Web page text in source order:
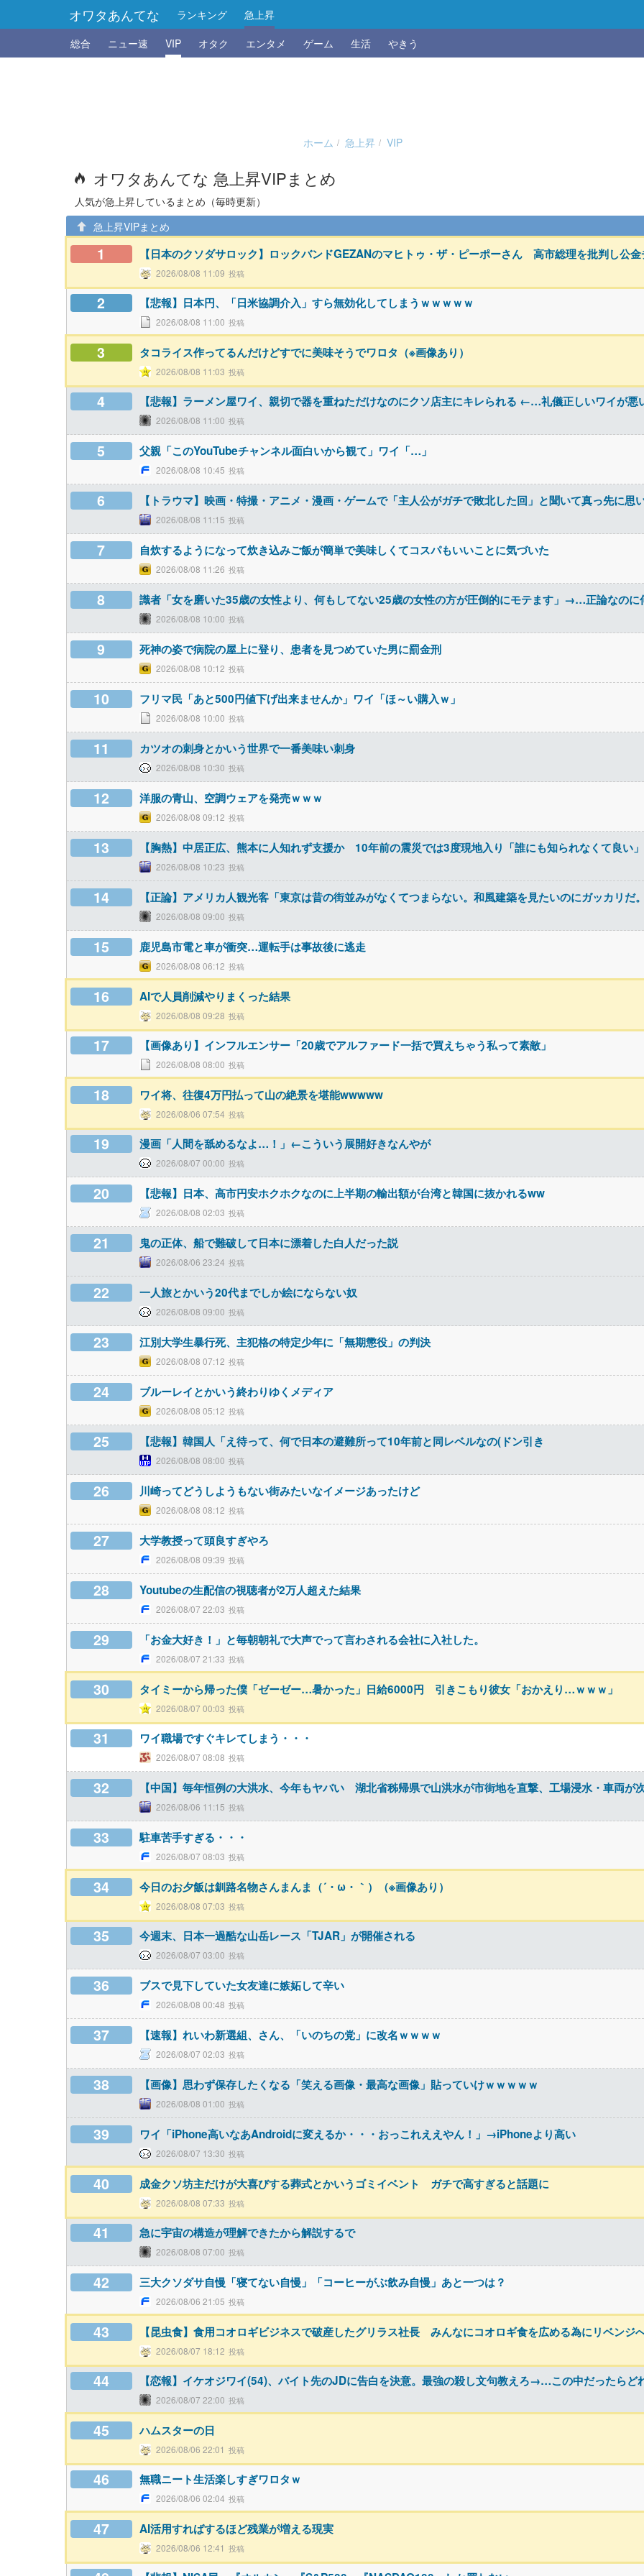
オワタあんてな ランキング
急上昇
総合
ニュー速 VIP オタク エンタメ ゲーム 生活 やきう
ホーム 急上昇 VIP
オワタあんてな 急上昇VIPまとめ
人気が急上昇しているまとめ（毎時更新）
急上昇VIPまとめ
1 【日本のクソダサロック】ロックバンドGEZANのマヒトゥ・ザ・ピーポーさん 高市総理を批判し公
2026/08/08 11:09
2 【悲報】日本円、「日米協調介入」すら無効化してしまうｗｗｗｗｗ
2026/08/08 11:00
3 タコライス作ってるんだけどすでに美味そうでワロタ（※画像あり）
2026/08/08 11:03
4 【悲報】ラーメン屋ワイ、親切で器を重ねただけなのにクソ店主にキレられる ←…礼儀正しいワイが悪
2026/08/08 11:00
5 父親「このYouTubeチャンネル面白いから観て」ワイ「…」
2026/08/08 10:45
6 【トラウマ】映画・特撮・アニメ・漫画・ゲームで「主人公がガチで敗北した回」と聞いて真っ先に思
2026/08/08 11:15
7 自炊するようになって炊き込みご飯が簡単で美味しくてコスパもいいことに気づいた
2026/08/08 11:26
8 識者「女を磨いた35歳の女性より、何もしてない25歳の女性の方が圧倒的にモテます」→…正論なのに
2026/08/08 10:00
9 死神の姿で病院の屋上に登り、患者を見つめていた男に罰金刑
2026/08/08 10:12
10 フリマ民「あと500円値下げ出来ませんか」ワイ「ほ～い購入ｗ」
2026/08/08 10:00
11 カツオの刺身とかいう世界で一番美味い刺身
2026/08/08 10:30
12 洋服の青山、空調ウェアを発売ｗｗｗ
2026/08/08 09:12
13 【胸熱】中居正広、熊本に人知れず支援か 10年前の震災では3度現地入り「誰にも知られなくて良い」
2026/08/08 10:23
14 【正論】アメリカ人観光客「東京は昔の街並みがなくてつまらない。和風建築を見たいのにガッカリだ
2026/08/08 09:00
15 鹿児島市電と車が衝突…運転手は事故後に逃走
2026/08/08 06:12
16 AIで人員削減やりまくった結果
2026/08/08 09:28
17 【画像あり】インフルエンサー「20歳でアルファード一括で買えちゃう私って素敵」
2026/08/08 08:00
18 ワイ将、往復4万円払って山の絶景を堪能wwwww
2026/08/06 07:54
19 漫画「人間を舐めるなよ…！」←こういう展開好きなんやが
2026/08/07 00:00
20 【悲報】日本、高市円安ホクホクなのに上半期の輸出額が台湾と韓国に抜かれるww
2026/08/08 02:03
21 鬼の正体、船で難破して日本に漂着した白人だった説
2026/08/06 23:24
22 一人旅とかいう20代までしか絵にならない奴
2026/08/08 09:00
23 江別大学生暴行死、主犯格の特定少年に「無期懲役」の判決
2026/08/08 07:12
24 ブルーレイとかいう終わりゆくメディア
2026/08/08 05:12
25 【悲報】韓国人「え待って、何で日本の避難所って10年前と同レベルなの(ドン引き
2026/08/08 08:00
26 川崎ってどうしようもない街みたいなイメージあったけど
2026/08/08 08:12
27 大学教授って頭良すぎやろ
2026/08/08 09:39
28 Youtubeの生配信の視聴者が2万人超えた結果
2026/08/07 22:03
29 「お金大好き！」と毎朝朝礼で大声でって言わされる会社に入社した。
2026/08/07 21:33
30 タイミーから帰った僕「ゼーゼー…暑かった」日給6000円 引きこもり彼女「おかえり…ｗｗｗ」
2026/08/07 00:03
31 ワイ職場ですぐキレてしまう・・・
2026/08/07 08:08
32 【中国】毎年恒例の大洪水、今年もヤバい 湖北省秭帰県で山洪水が市街地を直撃、工場浸水・車両が
2026/08/06 11:15
33 駐車苦手すぎる・・・
2026/08/07 08:03
34 今日のお夕飯は釧路名物さんまんま（´・ω・｀）（※画像あり）
2026/08/08 07:03
35 今週末、日本一過酷な山岳レース「TJAR」が開催される
2026/08/07 03:00
36 ブスで見下していた女友達に嫉妬して辛い
2026/08/08 00:48
37 【速報】れいわ新選組、さん、「いのちの党」に改名ｗｗｗｗ
2026/08/07 02:03
38 【画像】思わず保存したくなる「笑える画像・最高な画像」貼っていけｗｗｗｗｗ
2026/08/08 01:00
39 ワイ「iPhone高いなあAndroidに変えるか・・・おっこれええやん！」→iPhoneより高い
2026/08/07 13:30
40 成金クソ坊主だけが大喜びする葬式とかいうゴミイベント ガチで高すぎると話題に
2026/08/08 07:33
41 急に宇宙の構造が理解できたから解説するで
2026/08/08 07:00
42 三大クソダサ自慢「寝てない自慢」「コーヒーがぶ飲み自慢」あと一つは？
2026/08/06 21:05
43 【昆虫食】食用コオロギビジネスで破産したグリラス社長 みんなにコオロギ食を広める為にリベンジ
2026/08/07 18:12
44 【恋報】イケオジワイ(54)、バイト先のJDに告白を決意。最強の殺し文句教えろ→…この中だったらど
2026/08/07 22:00
45 ハムスターの日
2026/08/06 22:01
46 無職ニート生活楽しすぎワロタｗ
2026/08/06 02:04
47 AI活用すればするほど残業が増える現実
2026/08/06 12:41